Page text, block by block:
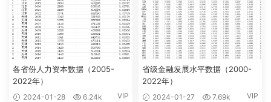
各省份人力资本数据（2005-
2022年）
2024-01-28 6.24k VIP
省级金融发展水平数据（2000-
2022年）
2024-01-27 7.69k VIP